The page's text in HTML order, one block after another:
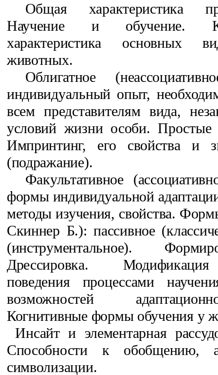
Общая характеристика
Научение и обучение.
характеристика основных
животных.
Облигатное
индивидуальный опыт,
всем представителям вида,
условий жизни особи.
Импринтинг, его свойства и
(подражание).
Факультативное
формы индивидуальной
методы изучения, свойства.
Скиннер Б.): пассивное
(инструментальное).
Дрессировка.
поведения процессами
возможностей
Когнитивные формы обучения у
Инсайт и элементарная
Способности к обобщению,
символизации.